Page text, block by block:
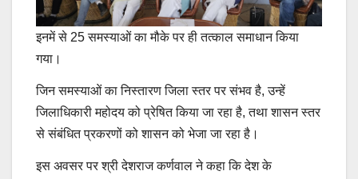
इनमें से 25 समस्याओं का मौके पर ही तत्काल समाधान किया
गया।
जिन समस्याओं का निस्तारण जिला स्तर पर संभव है, उन्हें
जिलाधिकारी महोदय को प्रेषित किया जा रहा है, तथा शासन स्तर
से संबंधित प्रकरणों को शासन को भेजा जा रहा है।
इस अवसर पर श्री देशराज कर्णवाल ने कहा कि देश के